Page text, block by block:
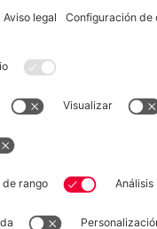
DESISTIMIENTO
de las
quedarte en la tienda